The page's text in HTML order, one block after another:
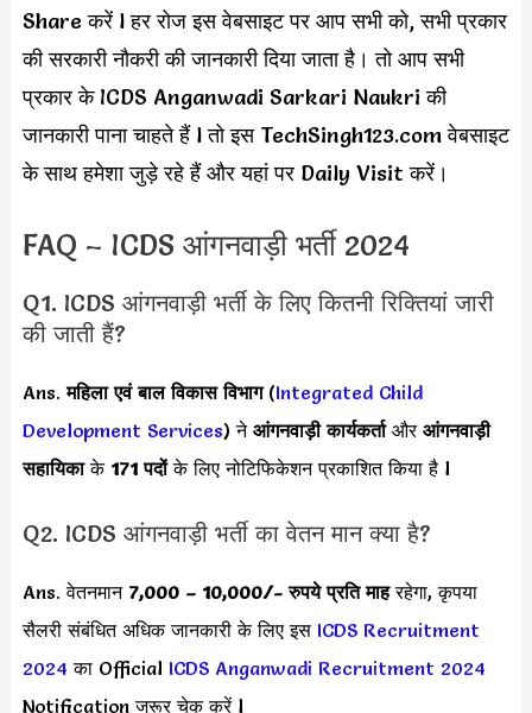
Share करें l हर रोज इस वेबसाइट पर आप सभी को, सभी प्रकार
की सरकारी नौकरी की जानकारी दिया जाता है। तो आप सभी
प्रकार के ICDS Anganwadi Sarkari Naukri की
जानकारी पाना चाहते हैं l तो इस TechSingh123.com वेबसाइट
के साथ हमेशा जुड़े रहे हैं और यहां पर Daily Visit करें।
FAQ – ICDS आंगनवाड़ी भर्ती 2024
Q1. ICDS आंगनवाड़ी भर्ती के लिए कितनी रिक्तियां जारी
की जाती हैं?
Ans.महिला एवं बाल विकास विभाग(Integrated Child
Development Services) ने आंगनवाड़ी कार्यकर्ताऔर आंगनवाड़ी
सहायिकाके 171 पदोंके लिए नोटिफिकेशन प्रकाशित किया है l
Q2. ICDS आंगनवाड़ी भर्ती का वेतन मान क्या है?
Ans. वेतनमान 7,000 – 10,000/- रुपये प्रति माहरहेगा, कृपया
सैलरी संबंधित अधिक जानकारी के लिए इस ICDS Recruitment
2024 का Official ICDS Anganwadi Recruitment 2024
Notification जरूर चेक करें l